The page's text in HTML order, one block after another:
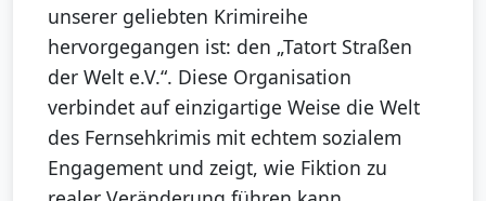
unserer geliebten Krimireihe
hervorgegangen ist: den „Tatort Straßen
der Welt e.V.“. Diese Organisation
verbindet auf einzigartige Weise die Welt
des Fernsehkrimis mit echtem sozialem
Engagement und zeigt, wie Fiktion zu